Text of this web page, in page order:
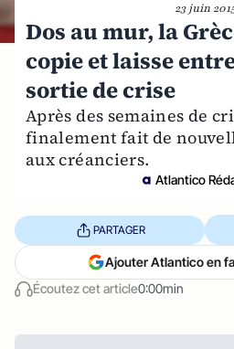
23 juin
Dos au mur, la
copie et laisse
sortie de crise
Après des semaines de
finalement fait de
aux créanciers.
Atlantico
Écoutez cet article0:00min
PARTAGER
Ajouter Atlantico en